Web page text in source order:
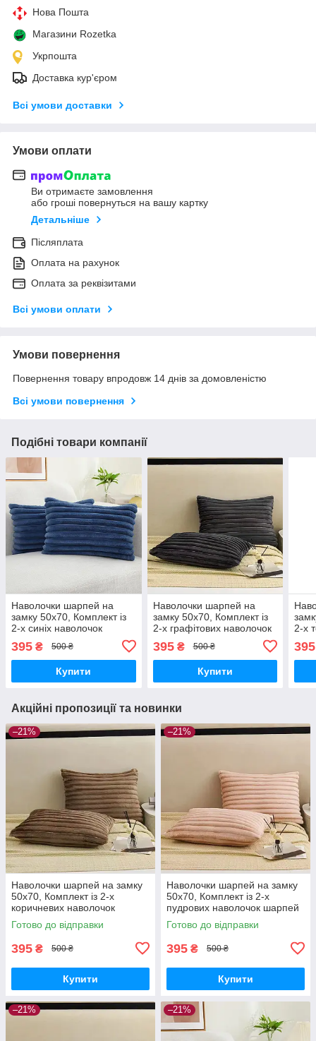
Нова Пошта
Магазини Rozetka
Укрпошта
Доставка кур'єром
Всі умови доставки
Умови оплати
Ви отримаєте замовлення
або гроші повернуться на вашу картку
Детальніше
Післяплата
Оплата на рахунок
Оплата за реквізитами
Всі умови оплати
Умови повернення
Повернення товару впродовж 14 днів за домовленістю
Всі умови повернення
Подібні товари компанії
Наволочки шарпей на
замку 50х70, Комплект із
2-х синіх наволочок
395 ₴ 500 ₴
Купити
Наволочки шарпей на
замку 50х70, Комплект із
2-х графітових наволочок
395₴ 500 ₴
Купити
2-х
395
Акційні пропозиції та новинки
–21%
Наволочки шарпей на замку
50х70, Комплект із 2-х
коричневих наволочок
шарпей полоска
Готово до відправки
395 ₴ 500 ₴
Купити
–21%
Наволочки шарпей на замку
50х70, Комплект із 2-х
пудрових наволочок шарпей
полоска
Готово до відправки
395 ₴ 500 ₴
Купити
–21% –21%